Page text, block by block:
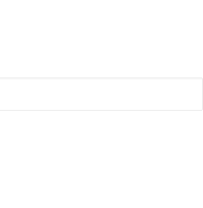
083
SEBI